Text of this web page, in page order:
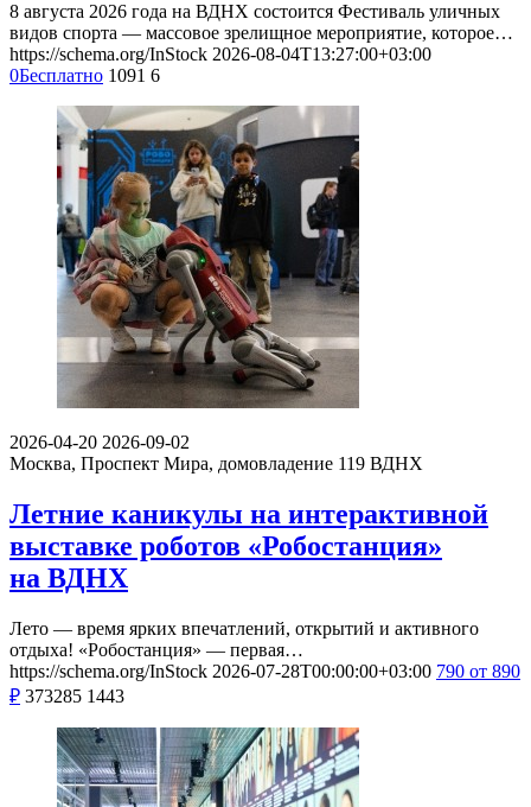
8 августа 2026 года на ВДНХ состоится Фестиваль уличных
видов спорта — массовое зрелищное мероприятие, которое…
https://schema.org/InStock 2026-08-04T13:27:00+03:00
0Бесплатно 1091 6
2026-04-20 2026-09-02
Москва, Проспект Мира, домовладение 119 ВДНХ
Летние каникулы на интерактивной
выставке роботов «Робостанция»
на ВДНХ
Лето — время ярких впечатлений, открытий и активного
отдыха! «Робостанция» — первая…
https://schema.org/InStock 2026-07-28T00:00:00+03:00 790 от 890
₽ 373285 1443